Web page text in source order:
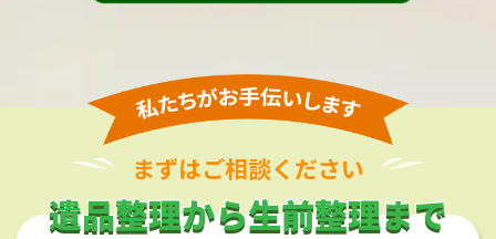
まずはご相談ください
遺品整理から生前整理まで
遺品整理から生前整理まで